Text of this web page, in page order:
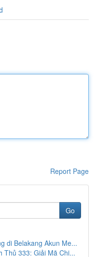
Report Page
Go
di Belakang Akun Me...
Thủ 333: Giải Mã Chi...